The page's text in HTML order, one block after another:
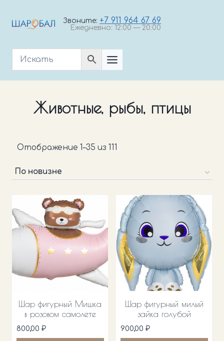
Звоните: +7 911 964 67 69
Ежедневно: 12:00 — 20:00
Животные, рыбы, птицы
Отображение 1–35 из 111
Шар фигурный Мишка
в розовом самолете
800,00 ₽
Шар фигурный милый
зайка голубой
900,00 ₽